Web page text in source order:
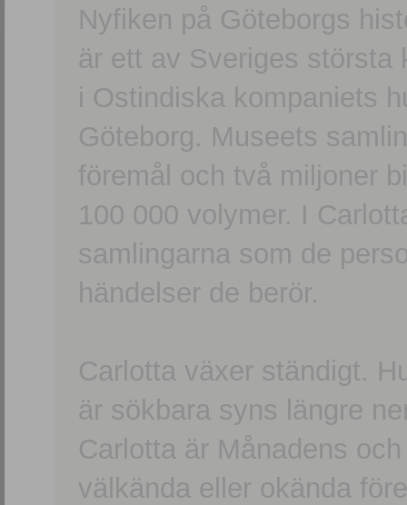
Nyfiken på Göteborgs
är ett av Sveriges största
i Ostindiska kompaniets
Göteborg. Museets
föremål och två miljoner
100 000 volymer. I
samlingarna som de
händelser de berör.
Carlotta växer ständigt.
är sökbara syns längre
Carlotta är Månadens
välkända eller okända